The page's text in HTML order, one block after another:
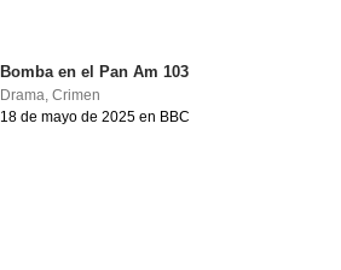
Bomba en el Pan Am 103
Drama,Crimen
18 de mayo de 2025 en BBC